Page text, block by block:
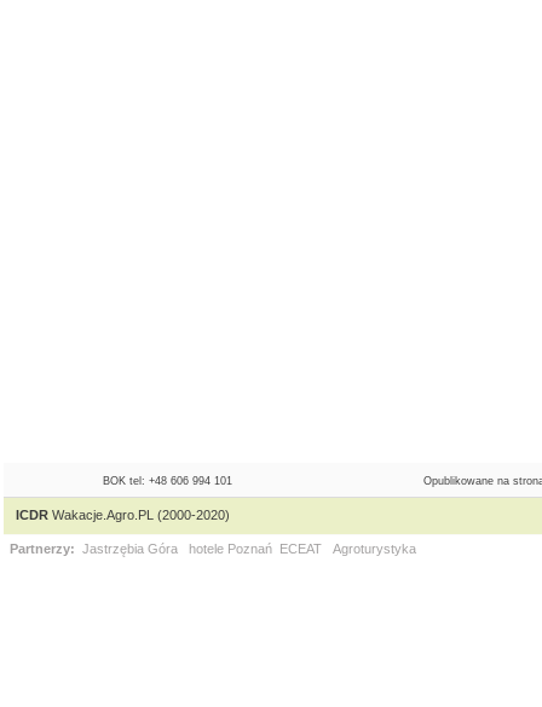
BOK tel: +48 606 994 101 Opublikowane na
ICDRWakacje.Agro.PL (2000-2020)
Partnerzy: Jastrzębia Góra hotele Poznań ECEAT Agroturystyka